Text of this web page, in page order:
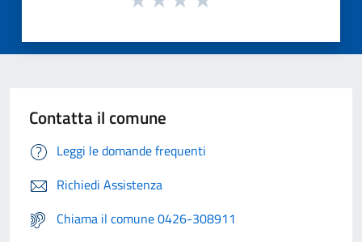
Contatta il comune
Leggi le domande frequenti
Richiedi Assistenza
Chiama il comune 0426-308911